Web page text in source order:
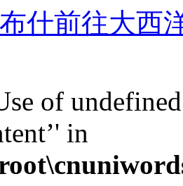
什前往大西
of
in